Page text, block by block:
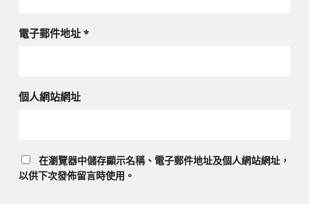
電子郵件地址 *
個人網站網址
在瀏覽器中儲存顯示名稱、電子郵件地址及個人網站網址，
以供下次發佈留言時使用。